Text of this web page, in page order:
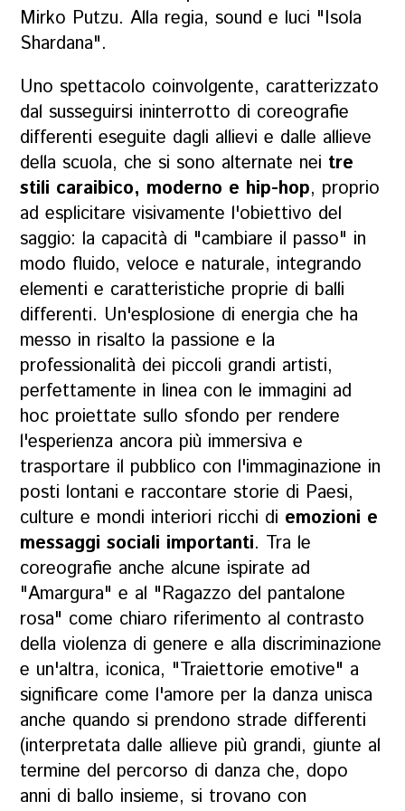
Mirko Putzu. Alla regia, sound e luci "Isola
Shardana".
Uno spettacolo coinvolgente, caratterizzato
dal susseguirsi ininterrotto di coreografie
differenti eseguite dagli allievi e dalle allieve
della scuola, che si sono alternate nei tre
stili caraibico, moderno e hip-hop, proprio
ad esplicitare visivamente l'obiettivo del
saggio: la capacità di "cambiare il passo" in
modo fluido, veloce e naturale, integrando
elementi e caratteristiche proprie di balli
differenti. Un'esplosione di energia che ha
messo in risalto la passione e la
professionalità dei piccoli grandi artisti,
perfettamente in linea con le immagini ad
hoc proiettate sullo sfondo per rendere
l'esperienza ancora più immersiva e
trasportare il pubblico con l'immaginazione in
posti lontani e raccontare storie di Paesi,
culture e mondi interiori ricchi di emozioni e
messaggi sociali importanti. Tra le
coreografie anche alcune ispirate ad
"Amargura" e al "Ragazzo del pantalone
rosa" come chiaro riferimento al contrasto
della violenza di genere e alla discriminazione
e un'altra, iconica, "Traiettorie emotive" a
significare come l'amore per la danza unisca
anche quando si prendono strade differenti
(interpretata dalle allieve più grandi, giunte al
termine del percorso di danza che, dopo
anni di ballo insieme, si trovano con